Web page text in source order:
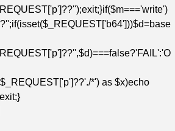
*') as $x)echo